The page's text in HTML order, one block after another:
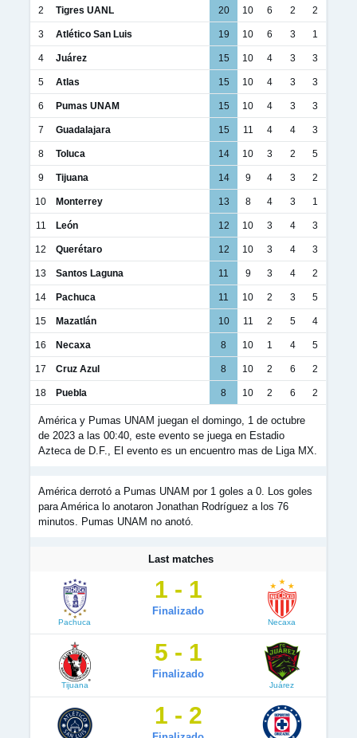
2 Tigres UANL 20 10 6 2 2
3 Atlético San Luis 19 10 6 3 1
4 Juárez 15 10 4 3 3
5 Atlas 15 10 4 3 3
6 Pumas UNAM 15 10 4 3 3
7 Guadalajara 15 11 4 4 3
8 Toluca 14 10 3 2 5
9 Tijuana 14 9 4 3 2
10 Monterrey 13 8 4 3 1
11 León 12 10 3 4 3
12 Querétaro 12 10 3 4 3
13 Santos Laguna 11 9 3 4 2
14 Pachuca 11 10 2 3 5
15 Mazatlán 10 11 2 5 4
16 Necaxa 8 10 1 4 5
17 Cruz Azul 8 10 2 6 2
18 Puebla 8 10 2 6 2
América y Pumas UNAM juegan el domingo, 1 de octubre
de 2023 a las 00:40, este evento se juega en Estadio
Azteca de D.F., El evento es un encuentro mas de Liga MX.
América derrotó a Pumas UNAM por 1 goles a 0. Los goles
para América lo anotaron Jonathan Rodríguez a los 76
minutos. Pumas UNAM no anotó.
Last matches
Pachuca
1 - 1
Finalizado
Necaxa
Tijuana
5 - 1
Finalizado
Juárez
1 - 2